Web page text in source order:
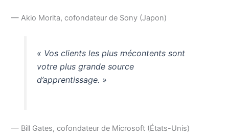
— Akio Morita, cofondateur de Sony (Japon)
« Vos clients les plus mécontents sont
votre plus grande source
d’apprentissage. »
— Bill Gates, cofondateur de Microsoft (États-Unis)